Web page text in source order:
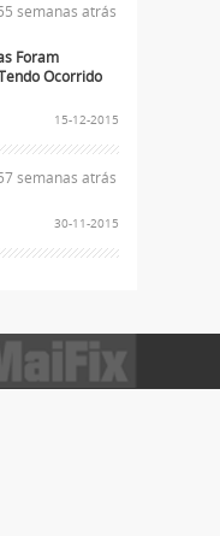
semanas atrás
Foram
Ocorrido
15-12-2015
semanas atrás
30-11-2015